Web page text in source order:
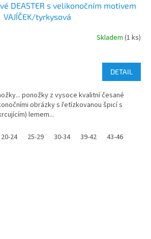
DEASTER s velikonočním motivem
VAJÍČEK/tyrkysová
Skladem (1 ks)
DETAIL
ponožky z vysoce kvalitní česané
obrázky s řetízkovanou špicí s
lemem...
20-24 25-29 30-34 39-42 43-46